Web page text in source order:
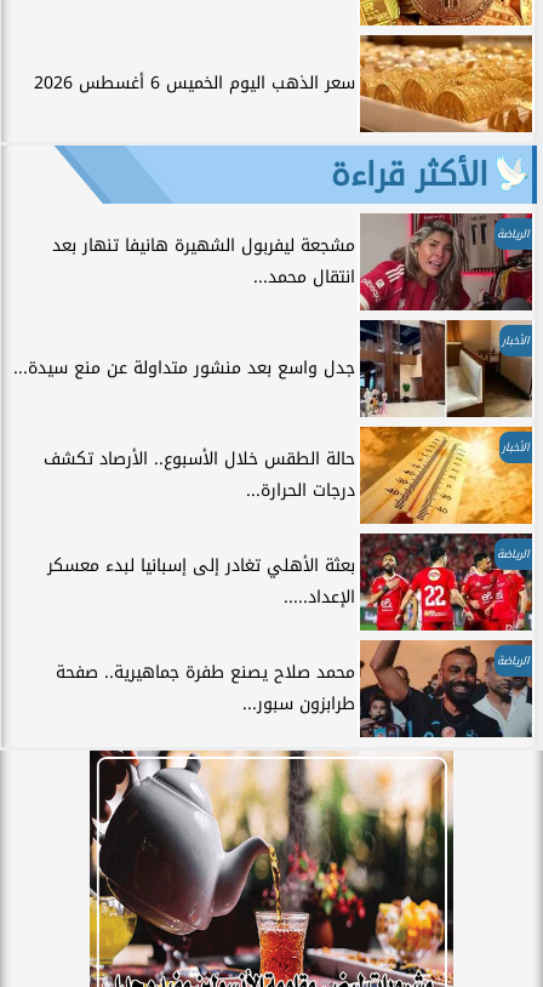
سعر الذهب اليوم الخميس 6 أغسطس 2026
الأكثر قراءة
الرياضة
مشجعة ليفربول الشهيرة هانيفا تنهار بعد
انتقال محمد...
الأخبار
جدل واسع بعد منشور متداولة عن منع سيدة...
الأخبار
حالة الطقس خلال الأسبوع.. الأرصاد تكشف
درجات الحرارة...
الرياضة
بعثة الأهلي تغادر إلى إسبانيا لبدء معسكر
الإعداد.....
الرياضة
محمد صلاح يصنع طفرة جماهيرية.. صفحة
طرابزون سبور...